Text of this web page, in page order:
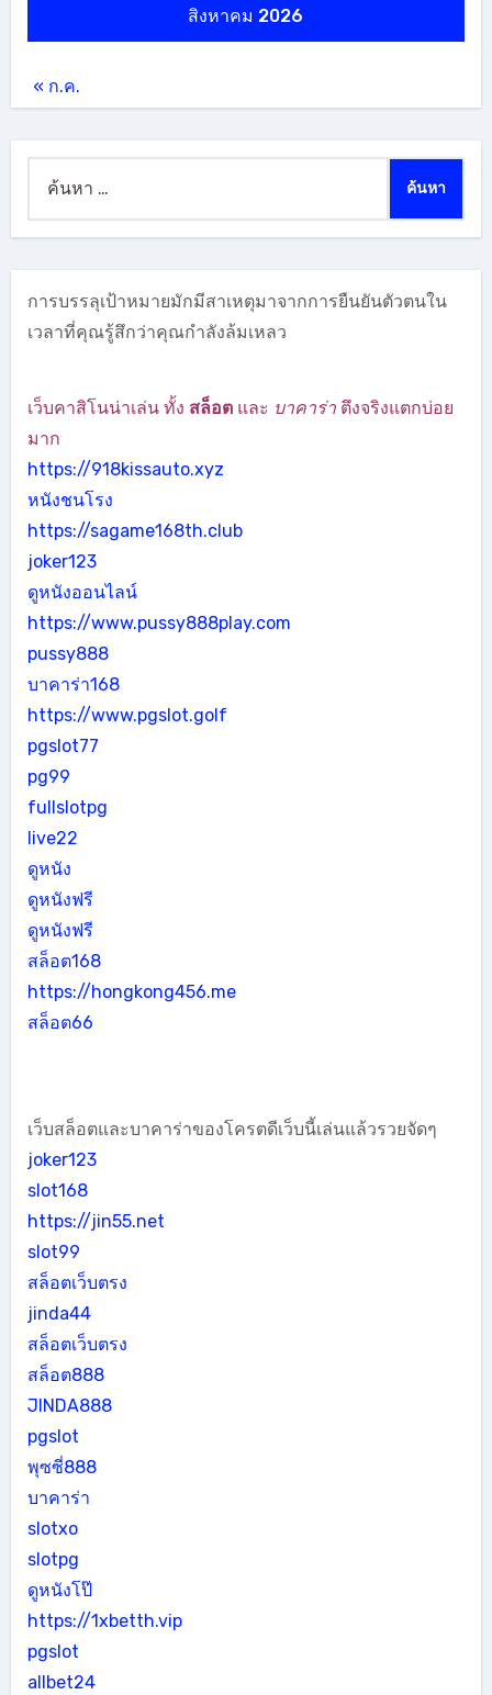
สิงหาคม 2026
« ก.ค.
การบรรลุเป้าหมายมักมีสาเหตุมาจากการยืนยันตัวตนใน
เวลาที่คุณรู้สึกว่าคุณกำลังล้มเหลว
เว็บคาสิโนน่าเล่น ทั้ง สล็อตและ บาคาร่าตึงจริงแตกบ่อย
มาก
https://918kissauto.xyz
หนังชนโรง
https://sagame168th.club
joker123
ดูหนังออนไลน์
https://www.pussy888play.com
pussy888
บาคาร่า168
https://www.pgslot.golf
pgslot77
pg99
fullslotpg
live22
ดูหนัง
ดูหนังฟรี
ดูหนังฟรี
สล็อต168
https://hongkong456.me
สล็อต66
เว็บสล็อตและบาคาร่าของโครตดีเว็บนี้เล่นแล้วรวยจัดๆ
joker123
slot168
https://jin55.net
slot99
สล็อตเว็บตรง
jinda44
สล็อตเว็บตรง
สล็อต888
JINDA888
pgslot
พุซซี่888
บาคาร่า
slotxo
slotpg
ดูหนังโป๊
https://1xbetth.vip
pgslot
allbet24